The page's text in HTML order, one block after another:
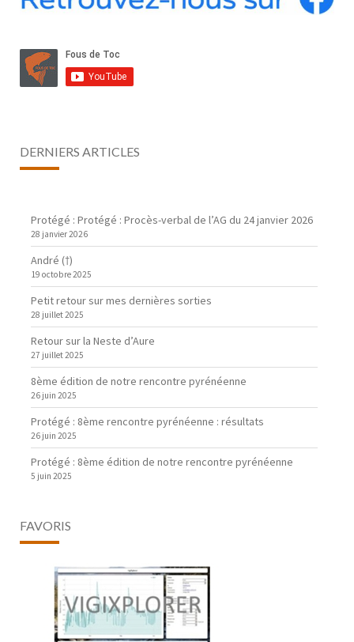
DERNIERS ARTICLES
Protégé : Protégé : Procès-verbal de l’AG du 24 janvier 2026
28 janvier 2026
André (†)
19 octobre 2025
Petit retour sur mes dernières sorties
28 juillet 2025
Retour sur la Neste d’Aure
27 juillet 2025
8ème édition de notre rencontre pyrénéenne
26 juin 2025
Protégé : 8ème rencontre pyrénéenne : résultats
26 juin 2025
Protégé : 8ème édition de notre rencontre pyrénéenne
5 juin 2025
FAVORIS